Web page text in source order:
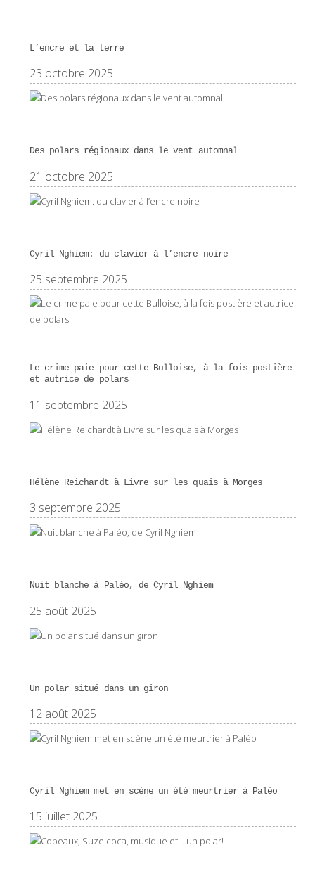
L’encre et la terre
23 octobre 2025
Des polars régionaux dans le vent automnal
21 octobre 2025
Cyril Nghiem: du clavier à l’encre noire
25 septembre 2025
Le crime paie pour cette Bulloise, à la fois postière
et autrice de polars
11 septembre 2025
Hélène Reichardt à Livre sur les quais à Morges
3 septembre 2025
Nuit blanche à Paléo, de Cyril Nghiem
25 août 2025
Un polar situé dans un giron
12 août 2025
Cyril Nghiem met en scène un été meurtrier à Paléo
15 juillet 2025